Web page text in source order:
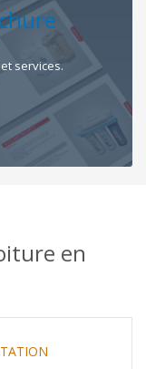
services.
en